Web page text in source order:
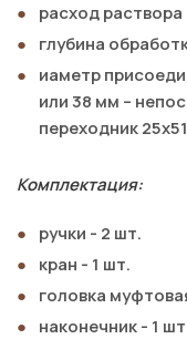
расход
глубина
иаметр
или 38 мм –
переходник
Комплектация:
ручки - 2 шт.
кран - 1 шт.
головка
наконечник - 1